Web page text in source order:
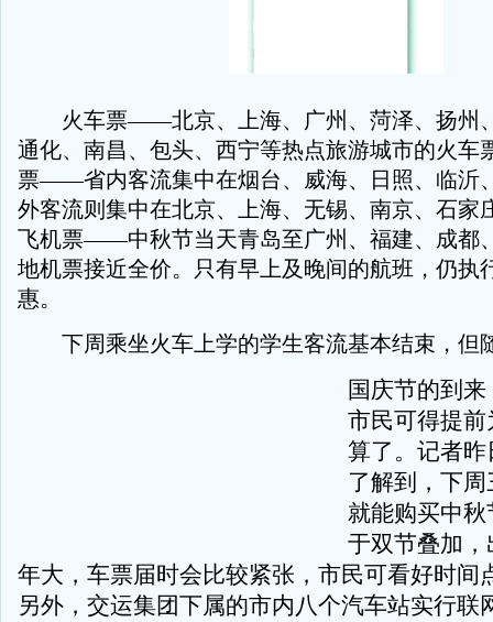
火车票——北京、上海、广州、菏泽、扬州
通化、南昌、包头、西宁等热点旅游城市的火车
票——省内客流集中在烟台、威海、日照、临沂
外客流则集中在北京、上海、无锡、南京、石家
飞机票——中秋节当天青岛至广州、福建、成都
地机票接近全价。只有早上及晚间的航班，仍执
惠。
下周乘坐火车上学的学生客流基本结束，但
国庆节的到
市民可得提
算了。记者
了解到，下
就能购买中
于双节叠加
年大，车票届时会比较紧张，市民可看好时间
另外，交运集团下属的市内八个汽车站实行联